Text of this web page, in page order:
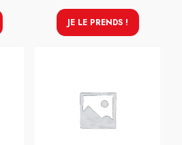
JE LE PRENDS !